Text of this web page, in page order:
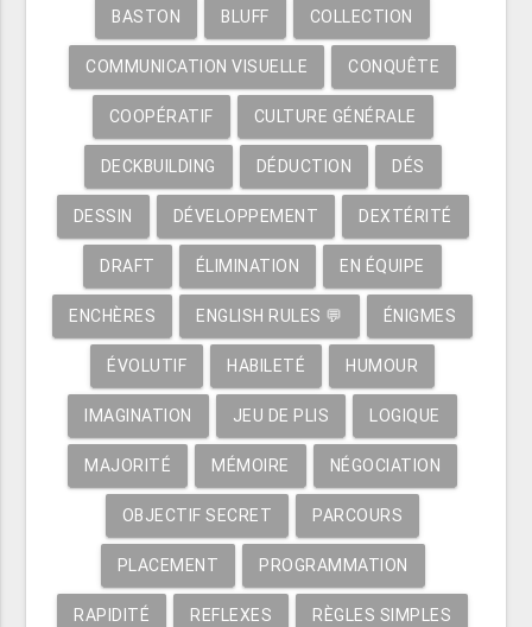
BASTON BLUFF COLLECTION
COMMUNICATION VISUELLE CONQUÊTE
COOPÉRATIF CULTURE GÉNÉRALE
DECKBUILDING DÉDUCTION DÉS
DESSIN DÉVELOPPEMENT DEXTÉRITÉ
DRAFT ÉLIMINATION EN ÉQUIPE
ENCHÈRES ENGLISH RULES 💬 ÉNIGMES
ÉVOLUTIF HABILETÉ HUMOUR
IMAGINATION JEU DE PLIS LOGIQUE
MAJORITÉ MÉMOIRE NÉGOCIATION
OBJECTIF SECRET PARCOURS
PLACEMENT PROGRAMMATION
RAPIDITÉ REFLEXES RÈGLES SIMPLES